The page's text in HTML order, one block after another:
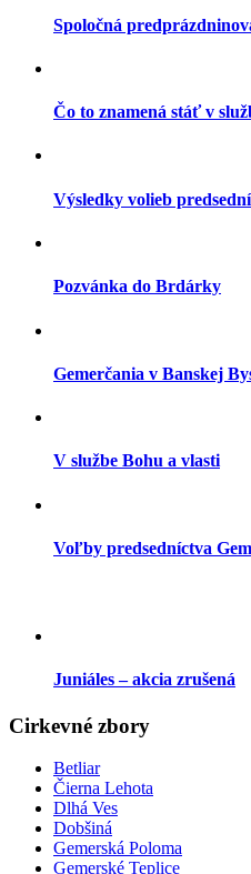
Spoločná
Čo to znamená stáť v
Výsledky volieb
Pozvánka do Brdárky
Gemerčania v Banskej
V službe Bohu a vlasti
Voľby predsedníctva
Juniáles – akcia zrušená
Cirkevné zbory
Betliar
Čierna Lehota
Dlhá Ves
Dobšiná
Gemerská Poloma
Gemerské Teplice